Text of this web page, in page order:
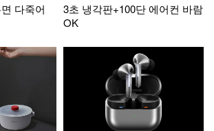
다죽어
3초 냉각판+100단 에어컨 바람
OK